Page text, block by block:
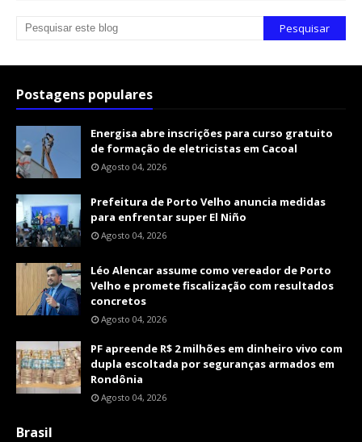
Postagens populares
Energisa abre inscrições para curso gratuito
de formação de eletricistas em Cacoal
Agosto 04, 2026
Prefeitura de Porto Velho anuncia medidas
para enfrentar super El Niño
Agosto 04, 2026
Léo Alencar assume como vereador de Porto
Velho e promete fiscalização com resultados
concretos
Agosto 04, 2026
PF apreende R$ 2 milhões em dinheiro vivo com
dupla escoltada por seguranças armados em
Rondônia
Agosto 04, 2026
Brasil